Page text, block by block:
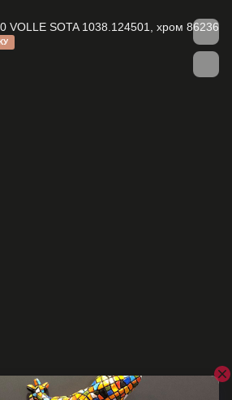
SOTA 1038.124501, хром